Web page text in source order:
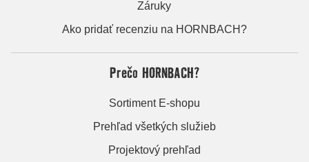
Záruky
Ako pridať recenziu na HORNBACH?
Prečo HORNBACH?
Sortiment E-shopu
Prehľad všetkých služieb
Projektový prehľad